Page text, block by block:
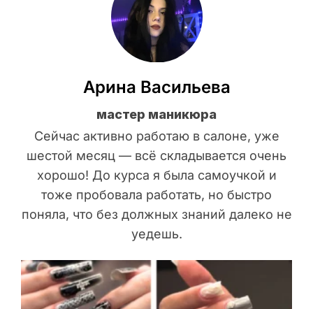
Арина Васильева
мастер маникюра
Сейчас активно работаю в салоне, уже
шестой месяц — всё складывается очень
хорошо! До курса я была самоучкой и
тоже пробовала работать, но быстро
поняла, что без должных знаний далеко не
уедешь.